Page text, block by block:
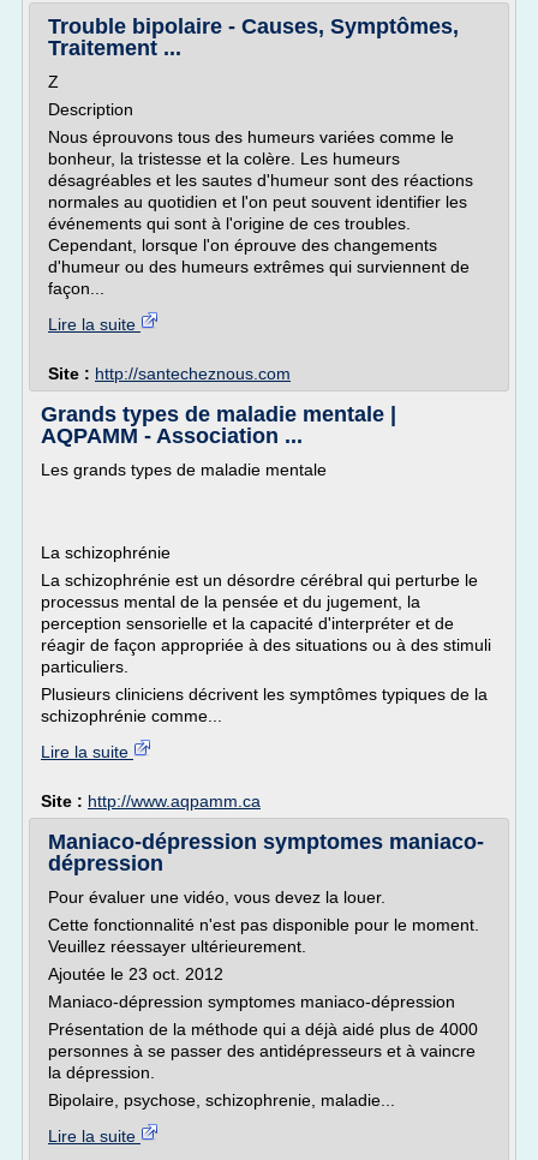
Trouble bipolaire - Causes, Symptômes,
Traitement ...
Z
Description
Nous éprouvons tous des humeurs variées comme le
bonheur, la tristesse et la colère. Les humeurs
désagréables et les sautes d'humeur sont des réactions
normales au quotidien et l'on peut souvent identifier les
événements qui sont à l'origine de ces troubles.
Cependant, lorsque l'on éprouve des changements
d'humeur ou des humeurs extrêmes qui surviennent de
façon...
Lire la suite
Site : http://santecheznous.com
Grands types de maladie mentale |
AQPAMM - Association ...
Les grands types de maladie mentale
La schizophrénie
La schizophrénie est un désordre cérébral qui perturbe le
processus mental de la pensée et du jugement, la
perception sensorielle et la capacité d'interpréter et de
réagir de façon appropriée à des situations ou à des stimuli
particuliers.
Plusieurs cliniciens décrivent les symptômes typiques de la
schizophrénie comme...
Lire la suite
Site : http://www.aqpamm.ca
Maniaco-dépression symptomes maniaco-
dépression
Pour évaluer une vidéo, vous devez la louer.
Cette fonctionnalité n'est pas disponible pour le moment.
Veuillez réessayer ultérieurement.
Ajoutée le 23 oct. 2012
Maniaco-dépression symptomes maniaco-dépression
Présentation de la méthode qui a déjà aidé plus de 4000
personnes à se passer des antidépresseurs et à vaincre
la dépression.
Bipolaire, psychose, schizophrenie, maladie...
Lire la suite